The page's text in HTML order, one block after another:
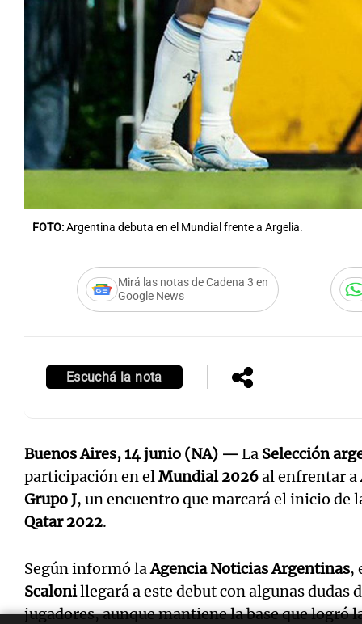
FOTO:Argentina debuta en el Mundial frente a Argelia.
Mirá las notas de Cadena 3 en
Google News
Escuchá la nota
Buenos Aires, 14 junio (NA) — La Selección
participación en el Mundial 2026al enfrentar a
Grupo J, un encuentro que marcará el inicio de
Qatar 2022.
Según informó laAgencia Noticias Argentinas,
Scalonillegará a este debut con algunas dudas
jugadores, aunque mantiene la base que logró